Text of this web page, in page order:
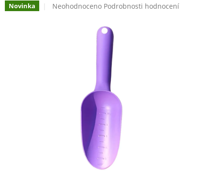
Novinka
Průměrné
Neohodnoceno Podrobnosti hodnocení